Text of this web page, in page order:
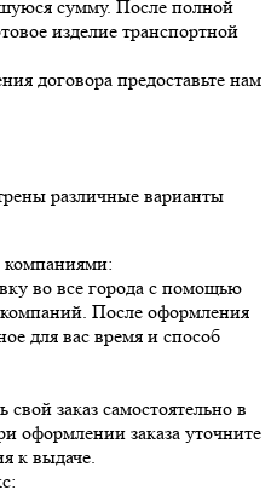
сумму. После полной
изделие транспортной
договора предоставьте нам
различные варианты
компаниями:
во все города с помощью
После оформления
для вас время и способ
заказ самостоятельно в
оформлении заказа уточните
к выдаче.